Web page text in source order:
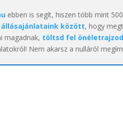
ebben is segít, hiszen több mint
között, hogy
magadnak, töltsd fel
Nem akarsz a nulláról